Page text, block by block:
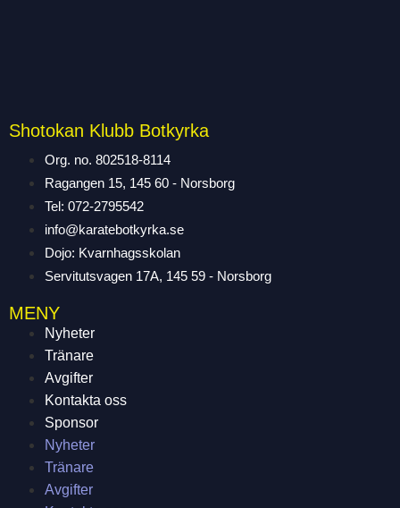
Shotokan Klubb Botkyrka
Org. no. 802518-8114
Ragangen 15, 145 60 - Norsborg
Tel: 072-2795542
info@karatebotkyrka.se
Dojo: Kvarnhagsskolan
Servitutsvagen 17A, 145 59 - Norsborg
MENY
Nyheter
Tränare
Avgifter
Kontakta oss
Sponsor
Nyheter
Tränare
Avgifter